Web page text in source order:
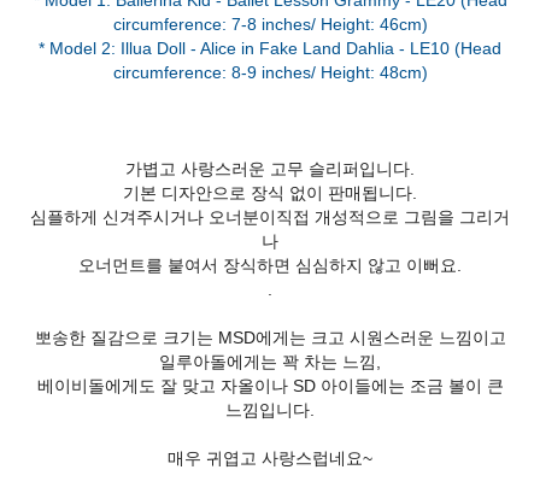
circumference: 7-8 inches/ Height: 46cm)
* Model 2: Illua Doll - Alice in Fake Land Dahlia - LE10 (Head
가볍고 사랑스러운 고무 슬리퍼입니다.
기본 디자안으로 장식 없이 판매됩니다.
심플하게 신겨주시거나 오너분이직접 개성적으로 그림을 그리거
나
오너먼트를 붙여서 장식하면 심심하지 않고 이뻐요.
.
뽀송한 질감으로 크기는 MSD에게는 크고 시원스러운 느낌이고
일루아돌에게는 꽉 차는 느낌,
베이비돌에게도 잘 맞고 자올이나 SD 아이들에는 조금 볼이 큰
느낌입니다.
매우 귀엽고 사랑스럽네요~